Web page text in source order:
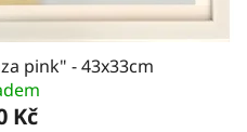
pink" - 43x33cm
Kč